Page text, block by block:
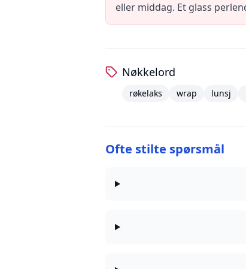
eller middag. Et glass
Nøkkelord
røkelaks wrap lunsj
Ofte stilte spørsmål